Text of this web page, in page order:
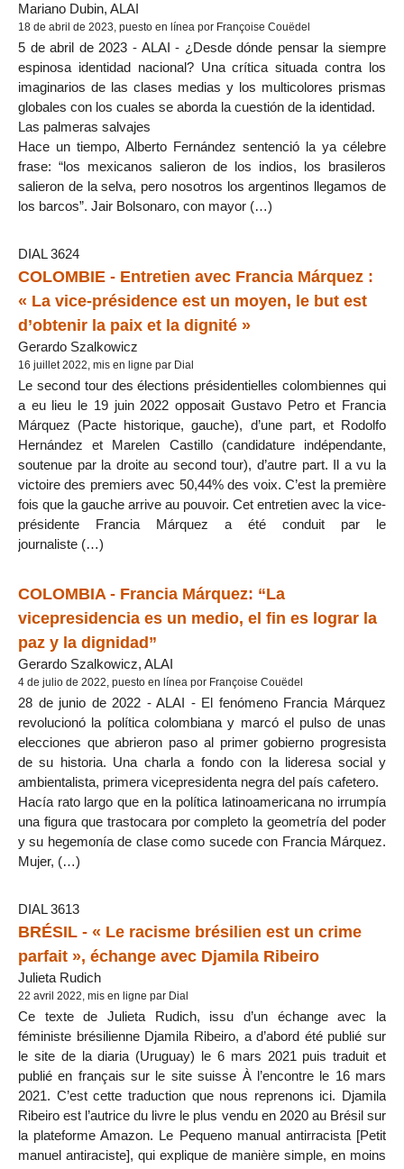
Mariano Dubin, ALAI
18 de abril de 2023, puesto en línea por Françoise Couëdel
5 de abril de 2023 - ALAI - ¿Desde dónde pensar la siempre
espinosa identidad nacional? Una crítica situada contra los
imaginarios de las clases medias y los multicolores prismas
globales con los cuales se aborda la cuestión de la identidad.
Las palmeras salvajes
Hace un tiempo, Alberto Fernández sentenció la ya célebre
frase: “los mexicanos salieron de los indios, los brasileros
salieron de la selva, pero nosotros los argentinos llegamos de
los barcos”. Jair Bolsonaro, con mayor (…)
DIAL 3624
COLOMBIE - Entretien avec Francia Márquez :
« La vice-présidence est un moyen, le but est
d’obtenir la paix et la dignité »
Gerardo Szalkowicz
16 juillet 2022, mis en ligne par Dial
Le second tour des élections présidentielles colombiennes qui
a eu lieu le 19 juin 2022 opposait Gustavo Petro et Francia
Márquez (Pacte historique, gauche), d’une part, et Rodolfo
Hernández et Marelen Castillo (candidature indépendante,
soutenue par la droite au second tour), d’autre part. Il a vu la
victoire des premiers avec 50,44% des voix. C’est la première
fois que la gauche arrive au pouvoir. Cet entretien avec la vice-
présidente Francia Márquez a été conduit par le
journaliste (…)
COLOMBIA - Francia Márquez: “La
vicepresidencia es un medio, el fin es lograr la
paz y la dignidad”
Gerardo Szalkowicz, ALAI
4 de julio de 2022, puesto en línea por Françoise Couëdel
28 de junio de 2022 - ALAI - El fenómeno Francia Márquez
revolucionó la política colombiana y marcó el pulso de unas
elecciones que abrieron paso al primer gobierno progresista
de su historia. Una charla a fondo con la lideresa social y
ambientalista, primera vicepresidenta negra del país cafetero.
Hacía rato largo que en la política latinoamericana no irrumpía
una figura que trastocara por completo la geometría del poder
y su hegemonía de clase como sucede con Francia Márquez.
Mujer, (…)
DIAL 3613
BRÉSIL - « Le racisme brésilien est un crime
parfait », échange avec Djamila Ribeiro
Julieta Rudich
22 avril 2022, mis en ligne par Dial
Ce texte de Julieta Rudich, issu d’un échange avec la
féministe brésilienne Djamila Ribeiro, a d’abord été publié sur
le site de la diaria (Uruguay) le 6 mars 2021 puis traduit et
publié en français sur le site suisse À l’encontre le 16 mars
2021. C’est cette traduction que nous reprenons ici. Djamila
Ribeiro est l’autrice du livre le plus vendu en 2020 au Brésil sur
la plateforme Amazon. Le Pequeno manual antirracista [Petit
manuel antiraciste], qui explique de manière simple, en moins